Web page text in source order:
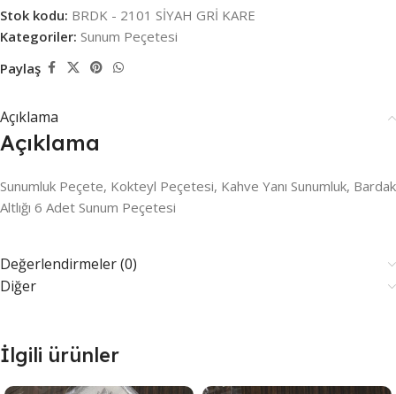
Stok kodu: BRDK - 2101 SİYAH GRİ KARE
Kategoriler: Sunum Peçetesi
Paylaş
Açıklama
Açıklama
Sunumluk Peçete, Kokteyl Peçetesi, Kahve Yanı Sunumluk, Bardak
Altlığı 6 Adet Sunum Peçetesi
Değerlendirmeler (0)
Diğer
İlgili ürünler